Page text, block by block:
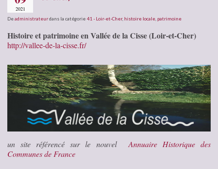
2021
Deadministrateurdans la catégorie41 - Loir-et-Cher, histoire locale patrimoine
Histoire et patrimoine en Vallée de la Cisse (Loir-et-Cher)
http://vallee-de-la-cisse.fr/
un site référencé sur le nouvel Annuaire Historique des
Communes de France